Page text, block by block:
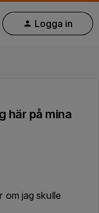
Logga in
här på mina
om jag skulle